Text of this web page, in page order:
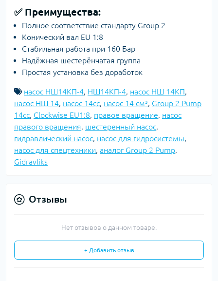
✅ Преимущества:
Полное соответствие стандарту Group 2
Конический вал EU 1:8
Стабильная работа при 160 Бар
Надёжная шестерёнчатая группа
Простая установка без доработок
насос НШ14КП-4, НШ14КП-4, насос НШ 14КП,
насос НШ 14, насос 14cc, насос 14 см³, Group 2 Pump
14cc, Clockwise EU1:8, правое вращение, насос
правого вращения, шестеренный насос,
гидравлический насос, насос для гидросистемы,
насос для спецтехники, аналог Group 2 Pump,
Gidravliks
Отзывы
Нет отзывов о данном товаре.
+ Добавить отзыв